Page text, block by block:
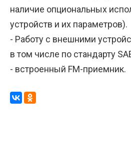
наличие опциональных
устройств и их параметров).
- Работу с внешними
в том числе по стандарту
- встроенный FM-приемник.